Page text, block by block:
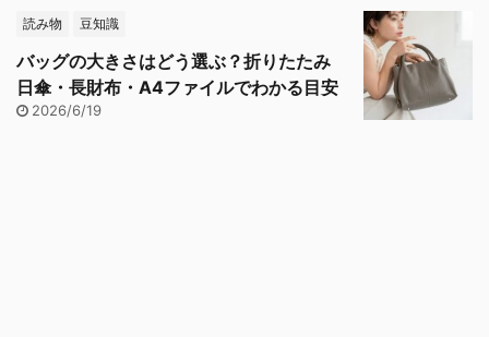
読み物 豆知識
バッグの大きさはどう選ぶ？折りたたみ
日傘・長財布・A4ファイルでわかる目安
2026/6/19